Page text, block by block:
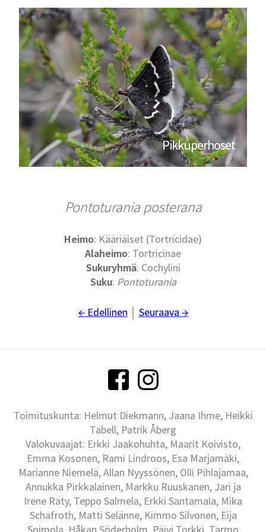
Pikkuperhoset
Pontoturania posterana
Heimo: Kääriäiset (Tortricidae)
Alaheimo: Tortricinae
Sukuryhmä: Cochylini
Suku: Pontoturania
← Edellinen Seuraava →
Toimituskunta: Helmut Diekmann, Jaana Ihme, Heikki
Tabell, Patrik Åberg
Valokuvaajat: Erkki Jaakohuhta, Maarit Koivisto,
Emma Kosonen, Rami Lindroos, Esa Marjamäki,
Marianne Niemelä, Allan Nyyssönen, Olli Pihlajamaa,
Annukka Pirkkalainen, Markku Ruuskanen, Jari ja
Irene Räty, Teppo Salmela, Erkki Santamala, Mika
Schafroth, Matti Selänne, Kimmo Silvonen, Eija